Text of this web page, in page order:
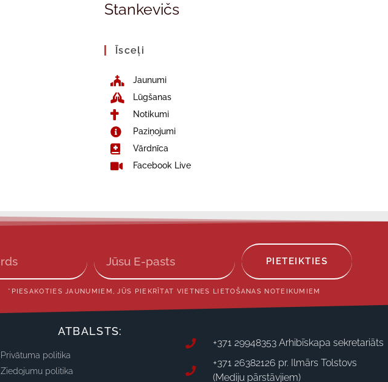
Stankevičs
Īsceļi
Jaunumi
Lūgšanas
Notikumi
Paziņojumi
Vārdnīca
Facebook Live
PIETEIKTIES
*PIESAKOTIES JAUNUMIEM, JŪS PIEKRĪTAT VIETNES LIETOŠANAS NOTEIKUMIEM
ATBALSTS:
Privātuma politika
Ziedojumu politika
+371 29948353 Arhibīskapa sekretariāts
+371 26382126 pr. Ilmārs Tolstovs
(Mediju pārstāvjiem)